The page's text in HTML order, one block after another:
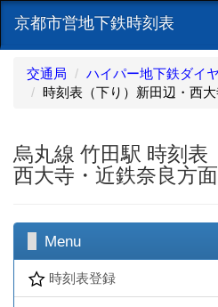
京都市営地下鉄時刻表
交通局 ハイパー地下鉄ダイヤ
時刻表（下り）新田辺・西
烏丸線 竹田駅 時刻表
西大寺・近鉄奈良方面
Menu
時刻表登録